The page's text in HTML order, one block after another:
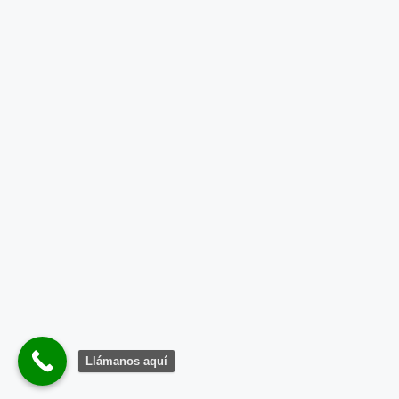
Llámanos aquí